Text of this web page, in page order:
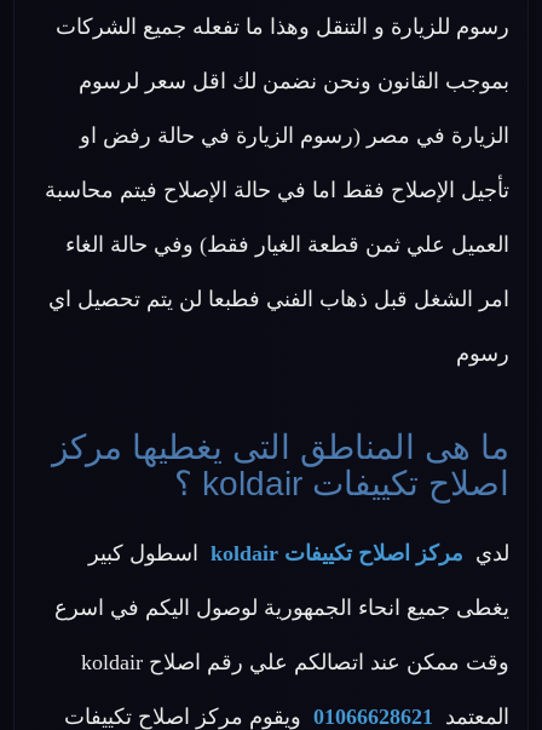
رسوم للزيارة و التنقل وهذا ما تفعله جميع الشركات
بموجب القانون ونحن نضمن لك اقل سعر لرسوم
الزيارة في مصر (رسوم الزيارة في حالة رفض او
تأجيل الإصلاح فقط اما في حالة الإصلاح فيتم محاسبة
العميل علي ثمن قطعة الغيار فقط) وفي حالة الغاء
امر الشغل قبل ذهاب الفني فطبعا لن يتم تحصيل اي
رسوم
ما هى المناطق التى يغطيها مركز
اصلاح تكييفات koldair ؟
لدي مركز اصلاح تكييفات koldair اسطول كبير
يغطى جميع انحاء الجمهورية لوصول اليكم في اسرع
وقت ممكن عند اتصالكم علي رقم اصلاح koldair
المعتمد 01066628621 ويقوم مركز اصلاح تكييفات